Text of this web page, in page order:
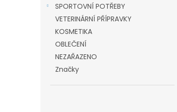
SPORTOVNÍ POTŘEBY
VETERINÁRNÍ PŘÍPRAVKY
KOSMETIKA
OBLEČENÍ
NEZAŘAZENO
Značky